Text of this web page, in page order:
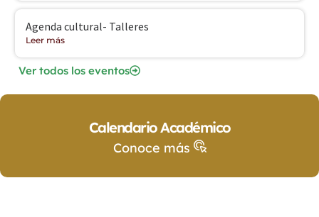
Agenda cultural- Talleres
Leer más
Ver todos los eventos
Calendario Académico
Conoce más